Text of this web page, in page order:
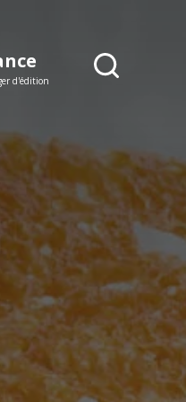
d'édition
NOTRE